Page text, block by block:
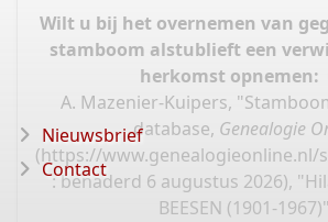
Wilt u bij het overnemen van
stamboom alstublieft een
herkomst opnemen:
A. Mazenier-Kuipers,
database, Genealogie
(https://www.genealogieonline.nl/
: benaderd 6 augustus 2026),
BEESEN (1901-
Nieuwsbrief
Contact